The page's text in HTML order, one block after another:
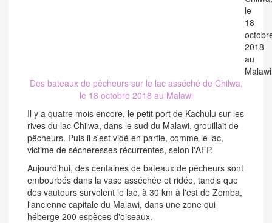
Des bateaux de pêcheurs sur le lac asséché de Chilwa,
le 18 octobre 2018 au Malawi
Il y a quatre mois encore, le petit port de Kachulu sur les
rives du lac Chilwa, dans le sud du Malawi, grouillait de
pêcheurs. Puis il s'est vidé en partie, comme le lac,
victime de sécheresses récurrentes, selon l'AFP.
Aujourd'hui, des centaines de bateaux de pêcheurs sont
embourbés dans la vase asséchée et ridée, tandis que
des vautours survolent le lac, à 30 km à l'est de Zomba,
l'ancienne capitale du Malawi, dans une zone qui
héberge 200 espèces d'oiseaux.